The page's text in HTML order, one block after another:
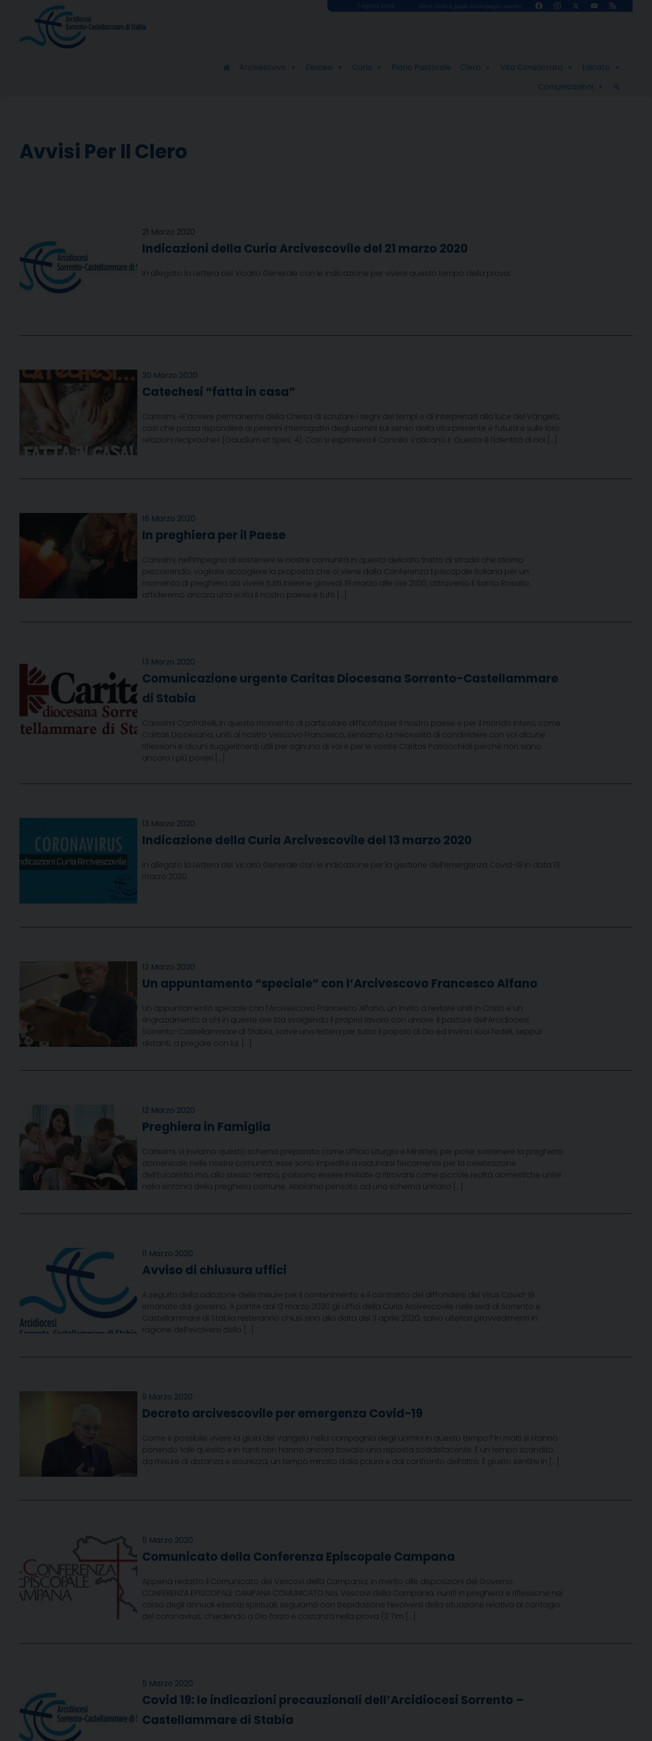
7 Agosto 2026 Santi Sisto II, papa, e compagni, martiri FacebookInstagram
X
YouTube
Feed
Arcivescovo Diocesi Curia Piano Pastorale Clero Vita Consacrata
Laicato
Comunicazioni
Avvisi Per Il Clero
21 Marzo 2020
Indicazioni della Curia Arcivescovile del 21 marzo 2020
In allegato la Lettera del Vicario Generale con le indicazione per vivere questo tempo della prova.
20 Marzo 2020
Catechesi “fatta in casa”
Carissimi, «E’dovere permanente della Chiesa di scrutare i segni dei tempi e di interpretarli alla luce del Vangelo,
così che possa rispondere ai perenni interrogativi degli uomini sul senso della vita presente e futura e sulle loro
relazioni reciproche» (Gaudium et Spes, 4). Così si esprimeva il Concilio Vaticano II. Questa è l’identità di noi […]
18 Marzo 2020
In preghiera per il Paese
Carissimi, nell’impegno di sostenere le nostre comunità in questo delicato tratto di strada che stiamo
percorrendo, vogliate accogliere la proposta che ci viene dalla Conferenza Episcopale Italiana per un
momento di preghiera da vivere tutti insieme giovedì 19 marzo alle ore 21:00; attraverso il Santo Rosario
affideremo ancora una volta il nostro paese e tutti […]
13 Marzo 2020
Comunicazione urgente Caritas Diocesana Sorrento-Castellammare
di Stabia
Carissimi Confratelli, in questo momento di particolare difficoltà per il nostro paese e per il mondo intero, come
Caritas Diocesana, uniti al nostro Vescovo Francesco, sentiamo la necessità di condividere con voi alcune
riflessioni e alcuni suggerimenti utili per ognuno di voi e per le vostre Caritas Parrocchiali perché non siano
ancora i più poveri […]
13 Marzo 2020
Indicazione della Curia Arcivescovile del 13 marzo 2020
In allegato la Lettera del Vicario Generale con le indicazione per la gestione dell’emergenza Covid-19 in data 13
marzo 2020.
12 Marzo 2020
Un appuntamento “speciale” con l’Arcivescovo Francesco Alfano
Un appuntamento speciale con l’Arcivescovo Francesco Alfano, un invito a restare uniti in Cristo e un
ringraziamento a chi in queste ore sta svolgendo il proprio lavoro con amore. Il pastore dell’Arcidiocesi
Sorrento-Castellammare di Stabia, scrive una lettera per tutto il popolo di Dio ed invita i suoi fedeli, seppur
distanti, a pregare con lui. […]
12 Marzo 2020
Preghiera in Famiglia
Carissimi, vi inviamo questo schema preparato come Ufficio Liturgia e Ministeri, per poter sostenere la preghiera
domenicale nelle nostre comunità; esse sono impedite a radunarsi fisicamente per la celebrazione
dell’Eucaristia ma, allo stesso tempo, possono essere invitate a ritrovarsi come piccole realtà domestiche unite
nella sintonia della preghiera comune. Abbiamo pensato ad uno schema unitario […]
11 Marzo 2020
Avviso di chiusura uffici
A seguito della adozione delle misure per il contenimento e il contrasto del diffondersi del Virus Covid-19
emanate dal governo. A partire dal 12 marzo 2020 gli uffici della Curia Arcivescovile nelle sedi di Sorrento e
Castellammare di Stabia resteranno chiusi sino alla data del 3 aprile 2020, salvo ulteriori provvedimenti in
ragione dell’evolversi della […]
9 Marzo 2020
Decreto arcivescovile per emergenza Covid-19
Come è possibile vivere la gioia del Vangelo nella compagnia degli uomini in questo tempo? In molti si stanno
ponendo tale quesito e in tanti non hanno ancora trovato una risposta soddisfacente. È un tempo scandito
da misure di distanza e sicurezza, un tempo minato dalla paura e dal confronto dell’altro. È giusto sentirsi in […]
5 Marzo 2020
Comunicato della Conferenza Episcopale Campana
Appena redatto il Comunicato dei Vescovi della Campania, in merito alle disposizioni del Governo:
CONFERENZA EPISCOPALE CAMPANA COMUNICATO Noi, Vescovi della Campania, riuniti in preghiera e riflessione nel
corso degli annuali esercizi spirituali, seguiamo con trepidazione l’evolversi della situazione relativa al contagio
del coronavirus, chiedendo a Dio forza e costanza nella prova (2 Tim […]
5 Marzo 2020
Covid 19: le indicazioni precauzionali dell’Arcidiocesi Sorrento –
Castellammare di Stabia